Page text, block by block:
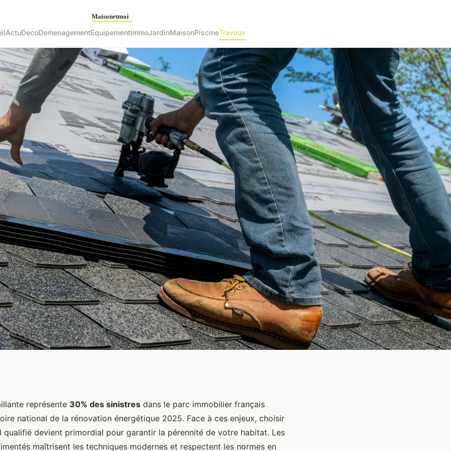
ActuDecoDemenagementEquipementImmoJardinMaisonPiscineTravaux
expert en
représente 30% des sinistres dans le parc immobilier français
national de la rénovation énergétique 2025. Face à ces enjeux, choisir
qualifié devient primordial pour garantir la pérennité de votre habitat. Les
maîtrisent les techniques modernes et respectent les normes en